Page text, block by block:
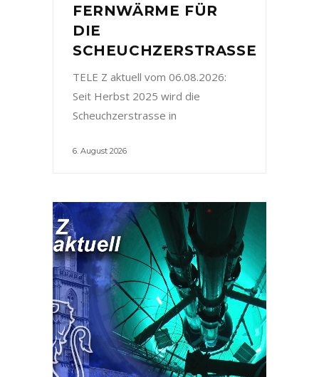
FERNWÄRME FÜR
DIE
SCHEUCHZERSTRASSE
TELE Z aktuell vom 06.08.2026:
Seit Herbst 2025 wird die
Scheuchzerstrasse in
6. August 2026